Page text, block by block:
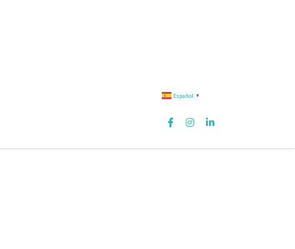
Español ▼